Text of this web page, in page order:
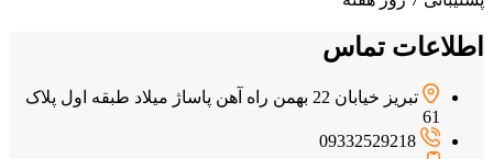
اطلاعات تماس
تبریز خیابان 22 بهمن راه آهن پاساژ میلاد طبقه اول پلاک
61
09332529218